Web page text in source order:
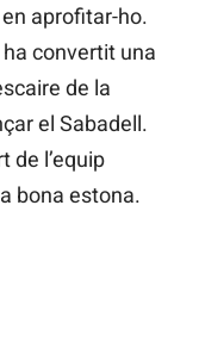
aprofitar-ho.
ha convertit una
de la
el Sabadell.
de l’equip
bona estona.